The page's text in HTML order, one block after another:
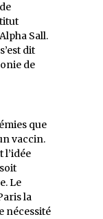
Sall.
dit
de
que
vaccin.
l’idée
Le
la
nécessité